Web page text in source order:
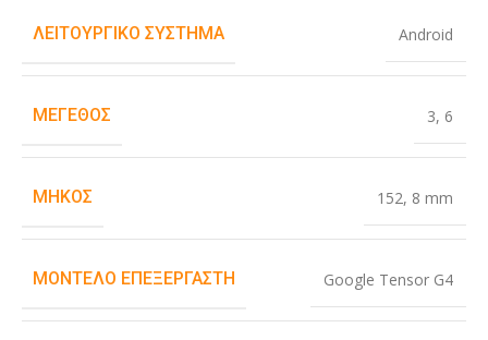
ΛΕΙΤΟΥΡΓΙΚΌ ΣΎΣΤΗΜΑ Android
ΜΈΓΕΘΟΣ 3, 6
ΜΉΚΟΣ 152, 8 mm
ΜΟΝΤΈΛΟ ΕΠΕΞΕΡΓΑΣΤΉ Google Tensor G4